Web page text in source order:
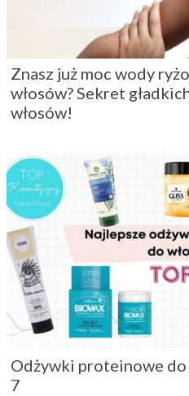
Znasz już moc wody
włosów? Sekret
włosów!
Odżywki proteinowe do
7